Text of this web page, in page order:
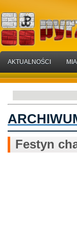
AKTUALNOŚCI
Festyn